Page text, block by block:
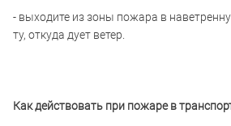
- выходите из зоны пожара в
ту, откуда дует ветер.
Как действовать при пожаре в